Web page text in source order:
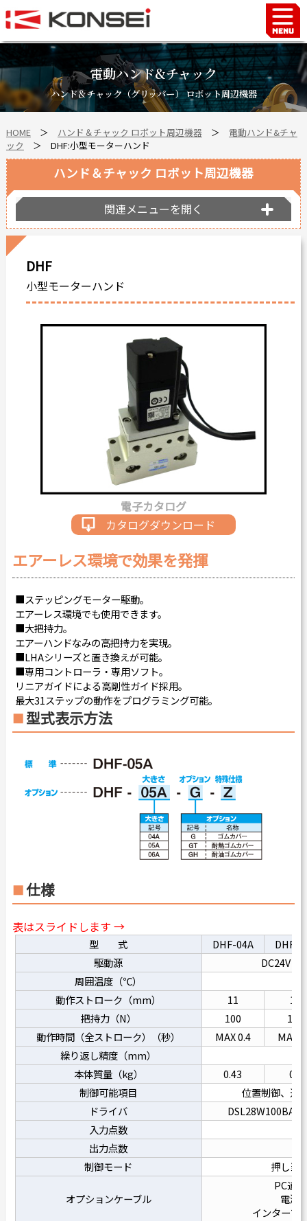
電動ハンド&チャック
ハンド＆チャック（グリッパー） ロボット周辺機器
HOME＞ ハンド＆チャック ロボット周辺機器＞ 電動ハンド&チャ
ック
＞ DHF:小型モーターハンド
DHF
小型モーターハンド
電子カタログ
カタログダウンロード
エアーレス環境で効果を発揮
■ステッピングモーター駆動。
エアーレス環境でも使用できます。
■大把持力。
エアーハンドなみの高把持力を実現。
■LHAシリーズと置き換えが可能。
■専用コントローラ・専用ソフト。
リニアガイドによる高剛性ガイド採用。
最大31ステップの動作をプログラミング可能。
型式表示方法
仕様
表はスライドします →
型 式 DHF-04A
DHF-
駆動源
DC24V
周囲温度（℃）
動作ストローク（mm）
11
15
把持力（N）
100
110
動作時間（全ストローク）（秒）
MAX 0.4
MAX
繰り返し精度（mm）
本体質量（kg）
0.43
0.7
制御可能項目
位置制御、速
ドライバ
DSL28W100BAA
入力点数
出力点数
制御モード
押し当
オプションケーブル
PC通
電源
インターフ
ハンド＆チャック ロボット周辺機器
関連メニューを開く
Home
ハンド＆チャックロボット周辺機器
FAシステム
スマートファクトリーLabo
自動車部品
企業情報
会社沿革
海外拠点
個人情報の取り扱い
最新情報
カタログダウンロード
Chinese